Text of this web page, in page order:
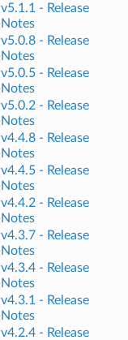
v5.1.1 - Release
Notes
v5.0.8 - Release
Notes
v5.0.5 - Release
Notes
v5.0.2 - Release
Notes
v4.4.8 - Release
Notes
v4.4.5 - Release
Notes
v4.4.2 - Release
Notes
v4.3.7 - Release
Notes
v4.3.4 - Release
Notes
v4.3.1 - Release
Notes
v4.2.4 - Release